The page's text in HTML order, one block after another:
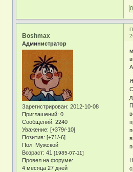
0
Boshmax
Администратор
Зарегистрирован: 2012-10-08
Приглашений: 0
Сообщений: 2240
Уважение: [+379/-10]
Позитив: [+71/-6]
Пол: Мужской
Возраст: 41[1985-07-11]
Провел на форуме:
4 месяца 27 дней